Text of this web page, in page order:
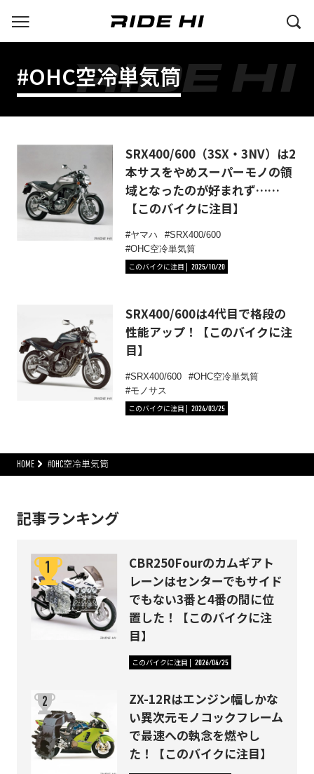
#OHC空冷単気筒
SRX400/600（3SX・3NV）は2
本サスをやめスーパーモノの領
域となったのが好まれず……
【このバイクに注目】
ヤマハ
SRX400/600
OHC空冷単気筒
このバイクに注目
2025/10/20
SRX400/600は4代目で格段の
性能アップ！【このバイクに注
目】
SRX400/600
OHC空冷単気筒
モノサス
このバイクに注目
2024/03/25
HOME #OHC空冷単気筒
記事ランキング
CBR250Fourのカムギアト
レーンはセンターでもサイド
でもない3番と4番の間に位
置した！【このバイクに注
目】
このバイクに注目 2026/04/25
ZX-12Rはエンジン幅しかな
い異次元モノコックフレーム
で最速への執念を燃やし
た！【このバイクに注目】